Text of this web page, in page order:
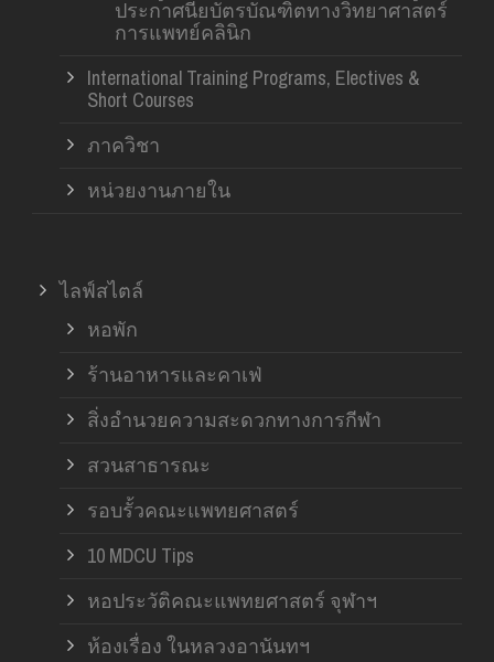
ประกาศนียบัตรบัณฑิตทางวิทยาศาสตร์
การแพทย์คลินิก
International Training Programs, Electives &
Short Courses
ภาควิชา
หน่วยงานภายใน
ไลฟ์สไตล์
หอพัก
ร้านอาหารและคาเฟ่
สิ่งอำนวยความสะดวกทางการกีฬา
สวนสาธารณะ
รอบรั้วคณะแพทยศาสตร์
10 MDCU Tips
หอประวัติคณะแพทยศาสตร์ จุฬาฯ
ห้องเรื่อง ในหลวงอานันทฯ